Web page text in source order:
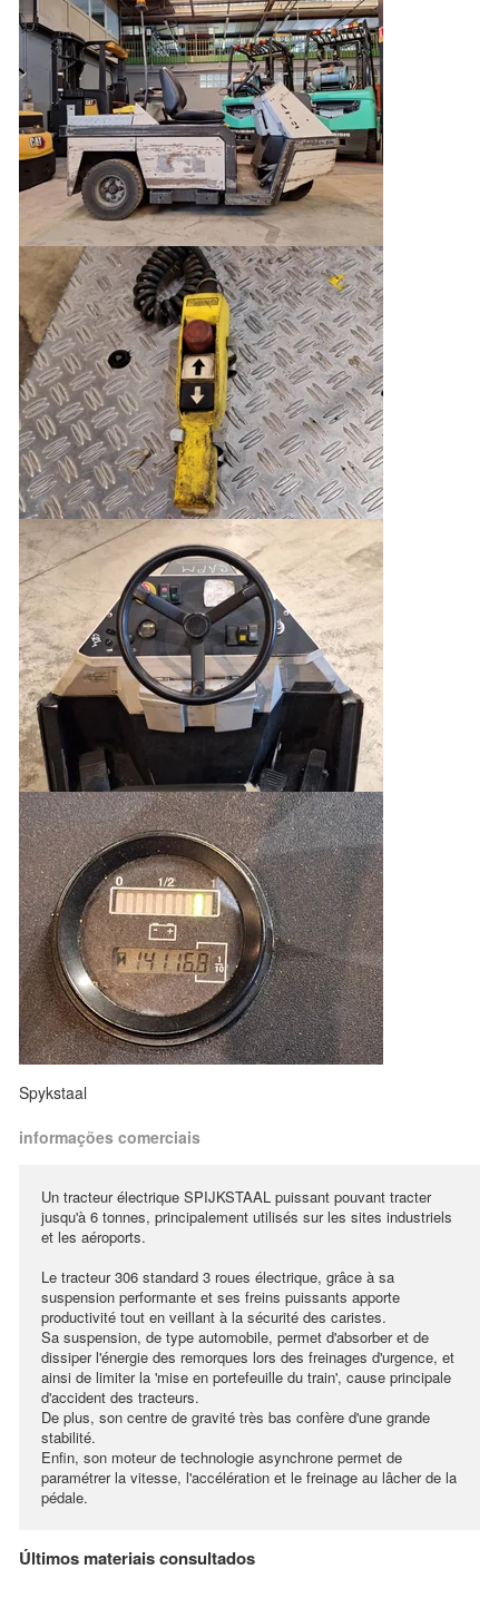
Spykstaal
informações comerciais
Un tracteur électrique SPIJKSTAAL puissant pouvant tracter
jusqu'à 6 tonnes, principalement utilisés sur les sites industriels
et les aéroports.
Le tracteur 306 standard 3 roues électrique, grâce à sa
suspension performante et ses freins puissants apporte
productivité tout en veillant à la sécurité des caristes.
Sa suspension, de type automobile, permet d'absorber et de
dissiper l'énergie des remorques lors des freinages d'urgence, et
ainsi de limiter la 'mise en portefeuille du train', cause principale
d'accident des tracteurs.
De plus, son centre de gravité très bas confère d'une grande
stabilité.
Enfin, son moteur de technologie asynchrone permet de
paramétrer la vitesse, l'accélération et le freinage au lâcher de la
pédale.
Últimos materiais consultados